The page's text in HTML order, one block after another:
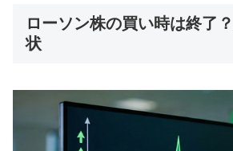
ローソン株の買い時は終了
状